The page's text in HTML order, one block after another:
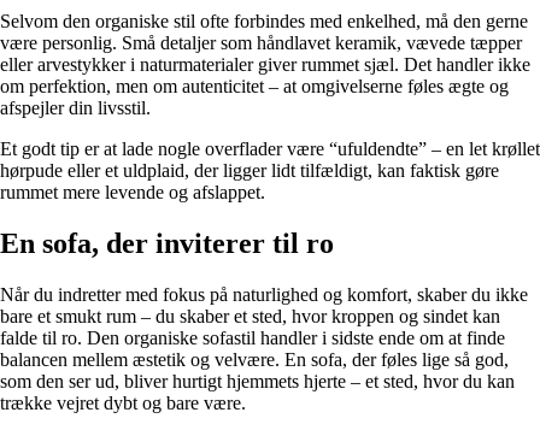
Selvom den organiske stil ofte forbindes med enkelhed, må den gerne
være personlig. Små detaljer som håndlavet keramik, vævede tæpper
eller arvestykker i naturmaterialer giver rummet sjæl. Det handler ikke
om perfektion, men om autenticitet – at omgivelserne føles ægte og
afspejler din livsstil.
Et godt tip er at lade nogle overflader være “ufuldendte” – en let krøllet
hørpude eller et uldplaid, der ligger lidt tilfældigt, kan faktisk gøre
rummet mere levende og afslappet.
En sofa, der inviterer til ro
Når du indretter med fokus på naturlighed og komfort, skaber du ikke
bare et smukt rum – du skaber et sted, hvor kroppen og sindet kan
falde til ro. Den organiske sofastil handler i sidste ende om at finde
balancen mellem æstetik og velvære. En sofa, der føles lige så god,
som den ser ud, bliver hurtigt hjemmets hjerte – et sted, hvor du kan
trække vejret dybt og bare være.